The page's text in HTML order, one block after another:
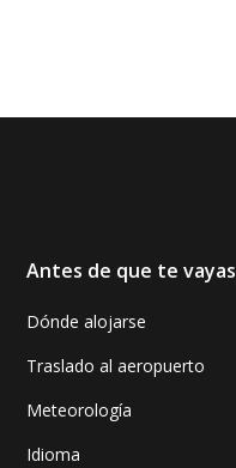
Antes de que te vayas
Dónde alojarse
Traslado al aeropuerto
Meteorología
Idioma